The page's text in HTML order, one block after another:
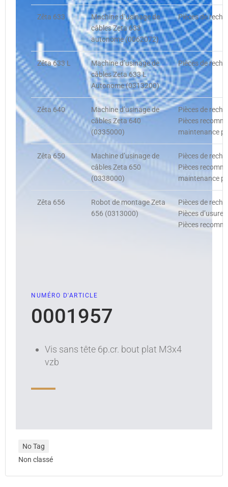
Zêta 633
Machine d`usinage de
câbles Zeta 633
autonome (0062072)
Pièces de
Zêta 633 L
Machine d’usinage de
câbles Zeta 633 L
Autonome (0313200)
Pièces de
Zêta 640
Machine d’usinage de
câbles Zeta 640
(0335000)
Pièces de
Pièces
maintenance
Zêta 650
Machine d’usinage de
câbles Zeta 650
(0338000)
Pièces de
Pièces
maintenance
Zêta 656
Robot de montage Zeta
656 (0313000)
Pièces de
Pièces
Pièces
NUMÉRO D'ARTICLE
0001957
Vis sans tête 6p.cr. bout plat M3x4
vzb
No Tag
Non classé